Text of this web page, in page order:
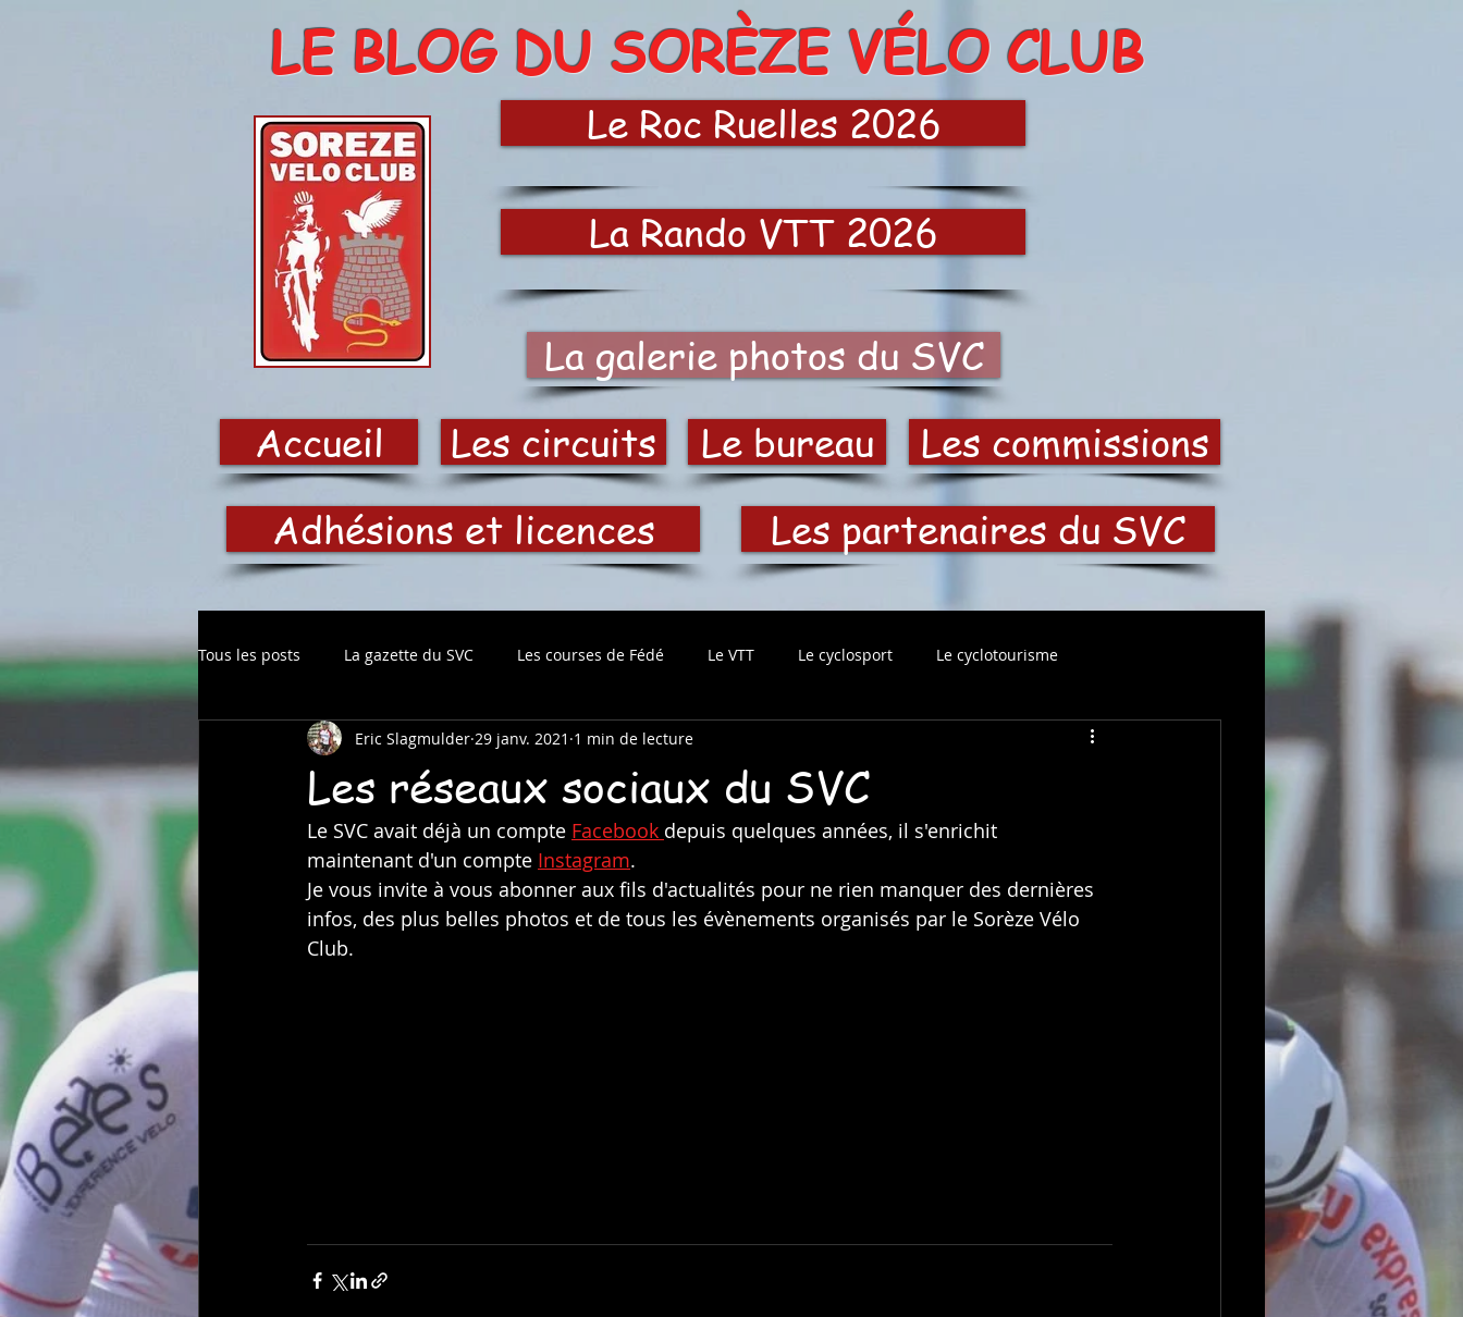
LE BLOG DU SORÈZE VÉLO CLUB
Le Roc Ruelles 2026
La Rando VTT 2026
La galerie photos du SVC
Accueil
Les circuits Le bureau
Les commissions
Adhésions et licences
Les partenaires du SVC
Tous les posts La gazette du SVC Les courses de Fédé Le VTT Le cyclosport Le cyclotourisme
Les réseaux sociaux du SVC
Eric Slagmulder 29 janv. 2021 1 min de lecture
Le SVC avait déjà un compte Facebook depuis quelques années, il s'enrichit
maintenant d'un compte Instagram.
Je vous invite à vous abonner aux fils d'actualités pour ne rien manquer des dernières
infos, des plus belles photos et de tous les évènements organisés par le Sorèze Vélo
Club.